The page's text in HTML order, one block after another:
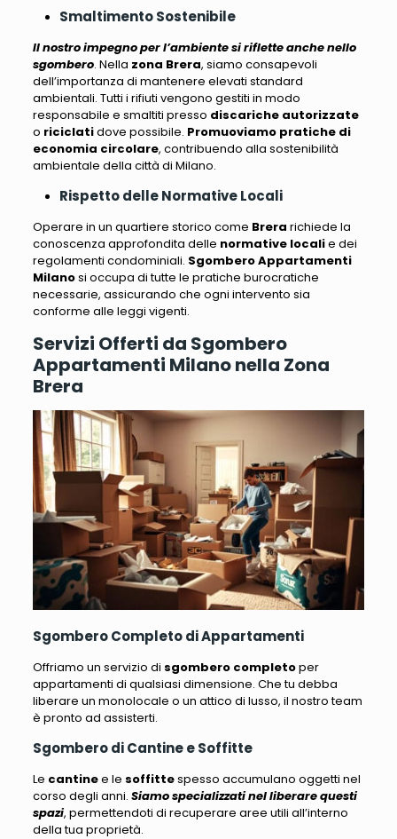
Smaltimento Sostenibile
Il nostro impegno per l’ambiente si riflette anche nello
sgombero. Nella zona Brera, siamo consapevoli
dell’importanza di mantenere elevati standard
ambientali. Tutti i rifiuti vengono gestiti in modo
responsabile e smaltiti presso discariche autorizzate
o riciclatidove possibile. Promuoviamo pratiche di
economia circolare, contribuendo alla sostenibilità
ambientale della città di Milano.
Rispetto delle Normative Locali
Operare in un quartiere storico come Brera richiede la
conoscenza approfondita delle normative localie dei
regolamenti condominiali. Sgombero Appartamenti
Milanosi occupa di tutte le pratiche burocratiche
necessarie, assicurando che ogni intervento sia
conforme alle leggi vigenti.
Servizi Offerti da Sgombero
Appartamenti Milano nella Zona
Brera
Sgombero Completo di Appartamenti
Offriamo un servizio di sgombero completoper
appartamenti di qualsiasi dimensione. Che tu debba
liberare un monolocale o un attico di lusso, il nostro team
è pronto ad assisterti.
Sgombero di Cantine e Soffitte
Le cantinee le soffittespesso accumulano oggetti nel
corso degli anni. Siamo specializzati nel liberare questi
spazi, permettendoti di recuperare aree utili all’interno
della tua proprietà.